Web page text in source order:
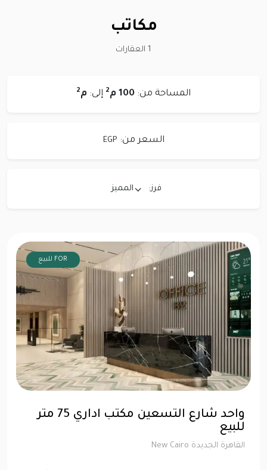
مكاتب
1 العقارات
المساحة من: 100 م 2 إلى: م2
السعر من: EGP
فرز: المميز
FOR للبيع
واحد شارع التسعين مكتب اداري 75 متر
للبيع
القاهرة الجديدة New Cairo